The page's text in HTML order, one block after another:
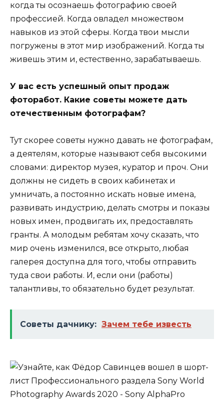
когда ты осознаешь фотографию своей
профессией. Когда овладел множеством
навыков из этой сферы. Когда твои мысли
погружены в этот мир изображений. Когда ты
живешь этим и, естественно, зарабатываешь.
У вас есть успешный опыт продаж
фоторабот. Какие советы можете дать
отечественным фотографам?
Тут скорее советы нужно давать не фотографам,
а деятелям, которые называют себя высокими
словами: директор музея, куратор и проч. Они
должны не сидеть в своих кабинетах и
умничать, а постоянно искать новые имена,
развивать индустрию, делать смотры и показы
новых имен, продвигать их, предоставлять
гранты. А молодым ребятам хочу сказать, что
мир очень изменился, все открыто, любая
галерея доступна для того, чтобы отправить
туда свои работы. И, если они (работы)
талантливы, то обязательно будет результат.
Советы дачнику: Зачем тебе известь